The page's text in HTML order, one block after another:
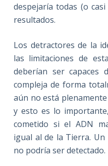
despejaría todas (o
resultados.
Los detractores de la
las limitaciones de
deberían ser capaces
compleja de forma
aún no está
y esto es lo
cometido si el ADN
igual al de la Tierra.
no podría ser detectado.